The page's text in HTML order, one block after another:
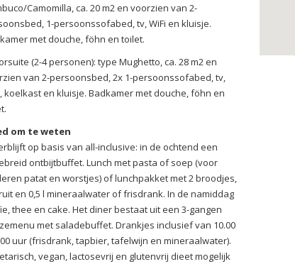
Camomilla, ca. 20 m2 en voorzien van 2-
1-persoonssofabed, tv, WiFi en kluisje.
met douche, föhn en toilet.
(2-4 personen): type Mughetto, ca. 28 m2 en
van 2-persoonsbed, 2x 1-persoonssofabed, tv,
koelkast en kluisje. Badkamer met douche, föhn en
om te weten
op basis van all-inclusive: in de ochtend een
ontbijtbuffet. Lunch met pasta of soep (voor
patat en worstjes) of lunchpakket met 2 broodjes,
en 0,5 l mineraalwater of frisdrank. In de namiddag
thee en cake. Het diner bestaat uit een 3-gangen
met saladebuffet. Drankjes inclusief van 10.00
uur (frisdrank, tapbier, tafelwijn en mineraalwater).
vegan, lactosevrij en glutenvrij dieet mogelijk